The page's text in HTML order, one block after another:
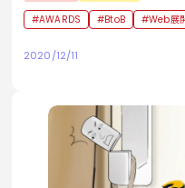
AWARDS BtoB Web展
2020/12/11